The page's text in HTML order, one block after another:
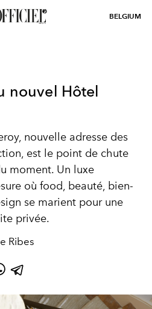
BELGIUM
nouvel Hôtel
nouvelle adresse des
est le point de chute
moment. Un luxe
où food, beauté, bien-
se marient pour une
privée.
Ribes